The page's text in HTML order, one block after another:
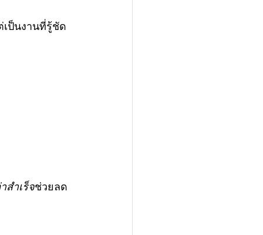
ป็นงานที่รู้ชัด
สำเร็จช่วยลด